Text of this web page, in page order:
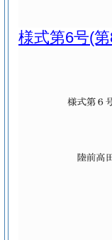
様式第6号(